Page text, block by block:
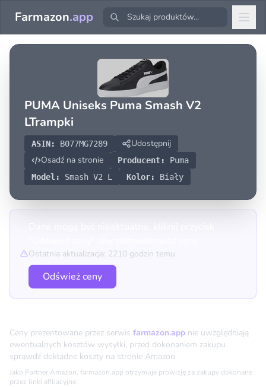
Farmazon.app
PUMA Uniseks Puma Smash V2
LTrampki
ASIN: B077MG7289
Udostępnij
Osadź na stronie
Producent:
Puma
Model:
Smash V2 L Kolor: Biały
Ostatnia aktualizacja: 2210 godzin temu
Odśwież ceny
Ceny prezentowane przez serwis farmazon.app nie uwzględniają
ewentualnych kosztów wysyłki, przed dokonaniem zakupu
sprawdź dokładne koszty na stronie Amazon.
Jako Partner Amazon, farmazon.app otrzymuje prowizję za zakupy dokonane
przez linki afiliacyjne.